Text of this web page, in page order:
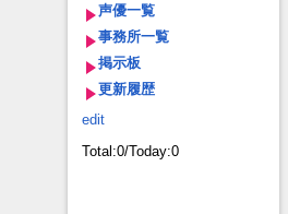
声優一覧
事務所一覧
掲示板
更新履歴
edit
Total:0/Today:0